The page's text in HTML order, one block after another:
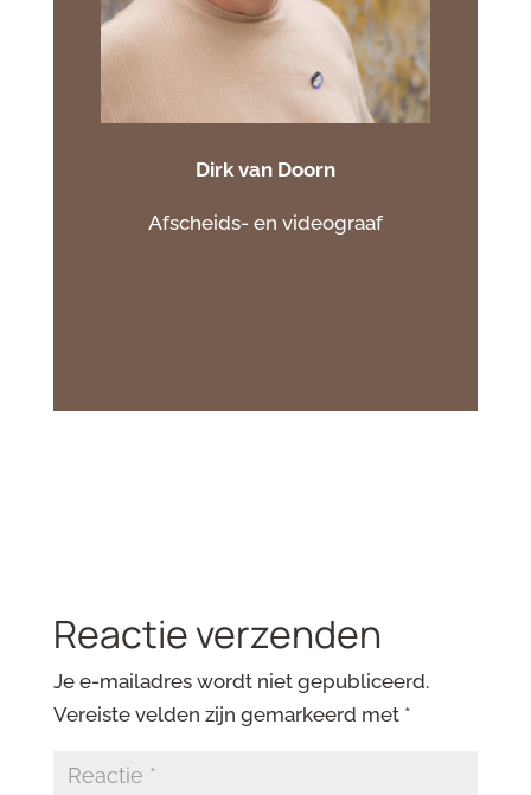
Dirk van Doorn
Afscheids- en videograaf
Reactie verzenden
Je e-mailadres wordt niet gepubliceerd.
Vereiste velden zijn gemarkeerd met *